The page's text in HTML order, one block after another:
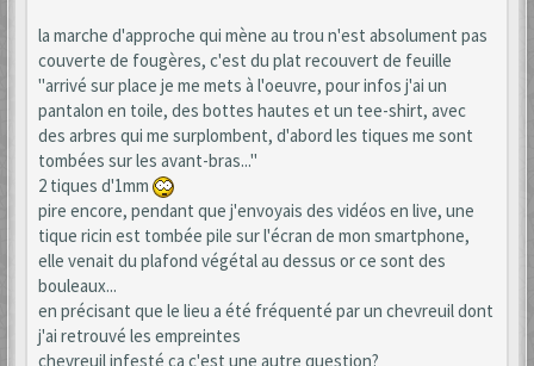
la marche d'approche qui mène au trou n'est absolument pas
couverte de fougères, c'est du plat recouvert de feuille
"arrivé sur place je me mets à l'oeuvre, pour infos j'ai un
pantalon en toile, des bottes hautes et un tee-shirt, avec
des arbres qui me surplombent, d'abord les tiques me sont
tombées sur les avant-bras..."
2 tiques d'1mm
pire encore, pendant que j'envoyais des vidéos en live, une
tique ricin est tombée pile sur l'écran de mon smartphone,
elle venait du plafond végétal au dessus or ce sont des
bouleaux...
en précisant que le lieu a été fréquenté par un chevreuil dont
j'ai retrouvé les empreintes
chevreuil infesté ça c'est une autre question?